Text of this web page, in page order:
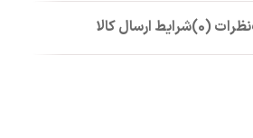
نظرات (0) شرایط ارسال کالا